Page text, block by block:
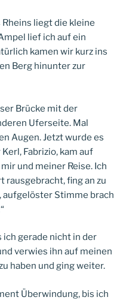
liegt die kleine
lief ich auf ein
kamen wir kurz ins
Berg hinunter zur
Brücke mit der
Uferseite. Mal
Augen. Jetzt wurde es
Fabrizio, kam auf
und meiner Reise. Ich
fing an zu
Stimme brach
ich gerade nicht in der
verwies ihn auf meinen
haben und ging weiter.
Überwindung, bis ich